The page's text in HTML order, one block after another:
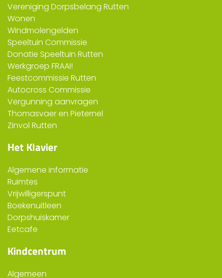
Vereniging Dorpsbelang Rutten
Wonen
Windmolengelden
Speeltuin Commissie
Donatie Speeltuin Rutten
Werkgroep FRAAI!
Feestcommissie Rutten
Autocross Commissie
Vergunning aanvragen
Thomasvaer en Pieternel
Zinvol Rutten
Het Klavier
Algemene informatie
Ruimtes
Vrijwilligerspunt
Boekenuitleen
Dorpshuiskamer
Eetcafe
Kindcentrum
Algemeen